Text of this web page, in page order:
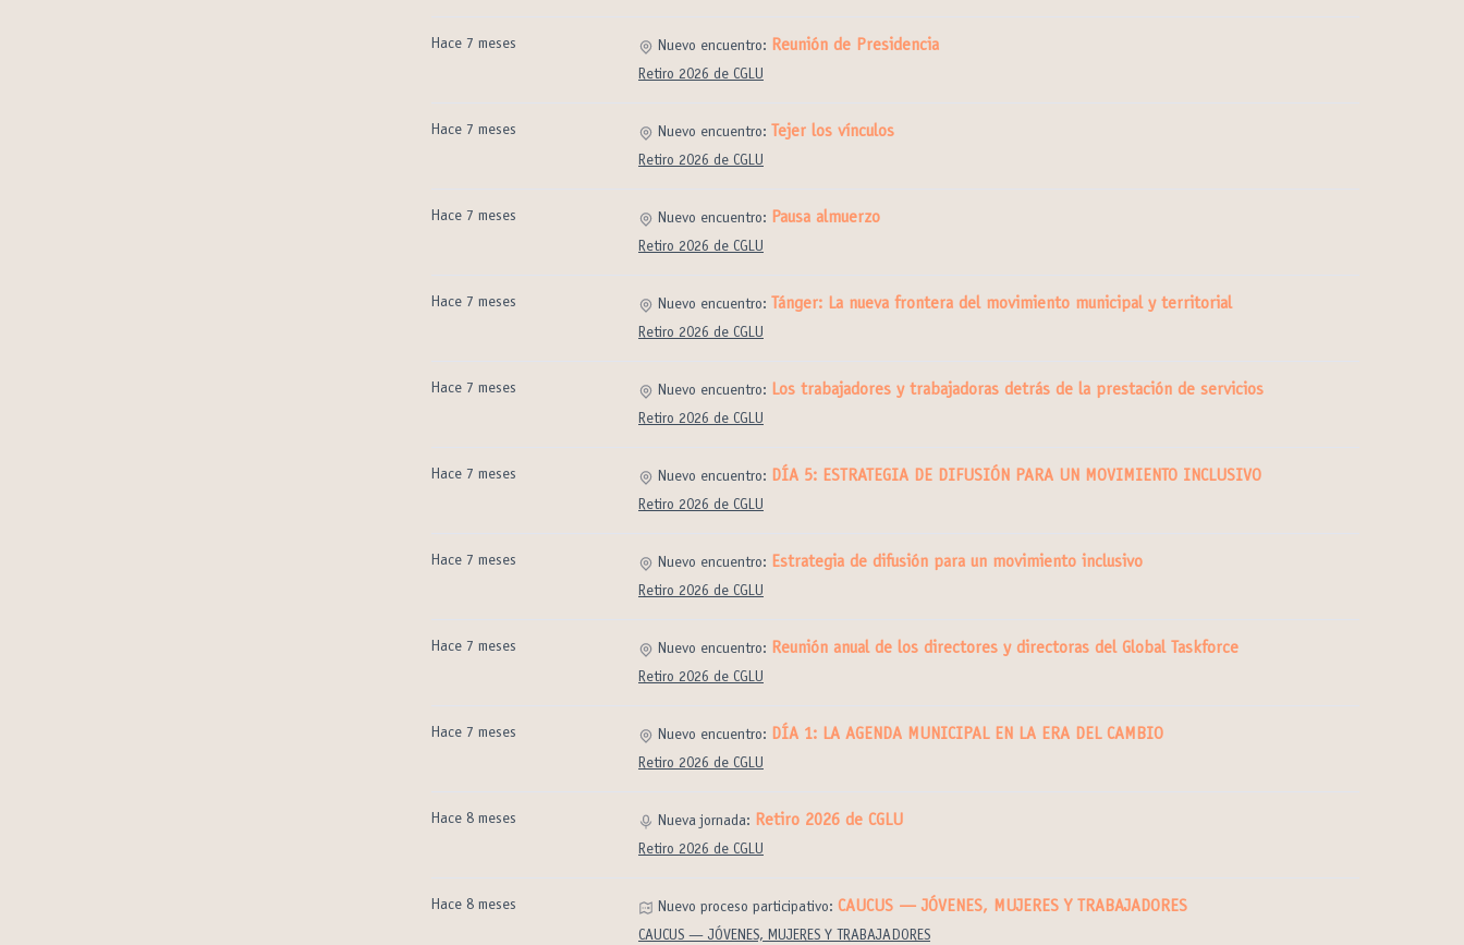
Hace 7 meses Nuevo encuentro: Reunión de Presidencia
Retiro 2026 de CGLU
Hace 7 meses Nuevo encuentro: Tejer los vínculos
Retiro 2026 de CGLU
Hace 7 meses Nuevo encuentro: Pausa almuerzo
Retiro 2026 de CGLU
Hace 7 meses Nuevo encuentro: Tánger: La nueva frontera del movimiento municipal y territorial
Retiro 2026 de CGLU
Hace 7 meses Nuevo encuentro: Los trabajadores y trabajadoras detrás de la prestación de servicios
Retiro 2026 de CGLU
Hace 7 meses Nuevo encuentro: DÍA 5: ESTRATEGIA DE DIFUSIÓN PARA UN MOVIMIENTO INCLUSIVO
Retiro 2026 de CGLU
Hace 7 meses Nuevo encuentro: Estrategia de difusión para un movimiento inclusivo
Retiro 2026 de CGLU
Hace 7 meses Nuevo encuentro: Reunión anual de los directores y directoras del Global Taskforce
Retiro 2026 de CGLU
Hace 7 meses Nuevo encuentro: DÍA 1: LA AGENDA MUNICIPAL EN LA ERA DEL CAMBIO
Retiro 2026 de CGLU
Hace 8 meses Nueva jornada: Retiro 2026 de CGLU
Retiro 2026 de CGLU
Hace 8 meses Nuevo proceso participativo: CAUCUS — JÓVENES, MUJERES Y TRABAJADORES
CAUCUS — JÓVENES, MUJERES Y TRABAJADORES